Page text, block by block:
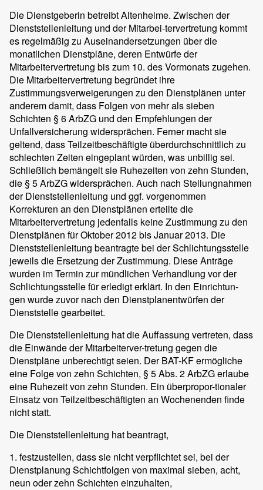
Die Dienstgeberin betreibt Altenheime. Zwischen der
Dienststellenleitung und der Mitarbei-tervertretung kommt
es regelmäßig zu Auseinandersetzungen über die
monatlichen Dienstpläne, deren Entwürfe der
Mitarbeitervertretung bis zum 10. des Vormonats zugehen.
Die Mitarbeitervertretung begründet ihre
Zustimmungsverweigerungen zu den Dienstplänen unter
anderem damit, dass Folgen von mehr als sieben
Schichten § 6 ArbZG und den Empfehlungen der
Unfallversicherung widersprächen. Ferner macht sie
geltend, dass Teilzeitbeschäftigte überdurchschnittlich zu
schlechten Zeiten eingeplant würden, was unbillig sei.
Schließlich bemängelt sie Ruhezeiten von zehn Stunden,
die § 5 ArbZG widersprächen. Auch nach Stellungnahmen
der Dienststellenleitung und ggf. vorgenommen
Korrekturen an den Dienstplänen erteilte die
Mitarbeitervertretung jedenfalls keine Zustimmung zu den
Dienstplänen für Oktober 2012 bis Januar 2013. Die
Dienststellenleitung beantragte bei der Schlichtungsstelle
jeweils die Ersetzung der Zustimmung. Diese Anträge
wurden im Termin zur mündlichen Verhandlung vor der
Schlichtungsstelle für erledigt erklärt. In den Einrichtun-
gen wurde zuvor nach den Dienstplanentwürfen der
Dienststelle gearbeitet.
Die Dienststellenleitung hat die Auffassung vertreten, dass
die Einwände der Mitarbeiterver-tretung gegen die
Dienstpläne unberechtigt seien. Der BAT-KF ermögliche
eine Folge von zehn Schichten, § 5 Abs. 2 ArbZG erlaube
eine Ruhezeit von zehn Stunden. Ein überpropor-tionaler
Einsatz von Teilzeitbeschäftigten an Wochenenden finde
nicht statt.
Die Dienststellenleitung hat beantragt,
1. festzustellen, dass sie nicht verpflichtet sei, bei der
Dienstplanung Schichtfolgen von maximal sieben, acht,
neun oder zehn Schichten einzuhalten,